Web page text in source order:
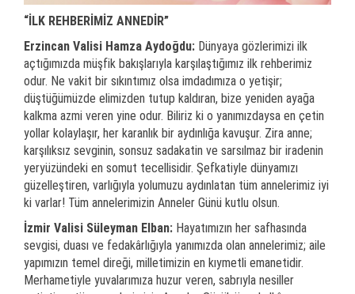
“İLK REHBERİMİZ ANNEDİR”
Erzincan Valisi Hamza Aydoğdu: Dünyaya gözlerimizi ilk
açtığımızda müşfik bakışlarıyla karşılaştığımız ilk rehberimiz
odur. Ne vakit bir sıkıntımız olsa imdadımıza o yetişir;
düştüğümüzde elimizden tutup kaldıran, bize yeniden ayağa
kalkma azmi veren yine odur. Biliriz ki o yanımızdaysa en çetin
yollar kolaylaşır, her karanlık bir aydınlığa kavuşur. Zira anne;
karşılıksız sevginin, sonsuz sadakatin ve sarsılmaz bir iradenin
yeryüzündeki en somut tecellisidir. Şefkatiyle dünyamızı
güzelleştiren, varlığıyla yolumuzu aydınlatan tüm annelerimiz iyi
ki varlar! Tüm annelerimizin Anneler Günü kutlu olsun.
İzmir Valisi Süleyman Elban: Hayatımızın her safhasında
sevgisi, duası ve fedakârlığıyla yanımızda olan annelerimiz; aile
yapımızın temel direği, milletimizin en kıymetli emanetidir.
Merhametiyle yuvalarımıza huzur veren, sabrıyla nesiller